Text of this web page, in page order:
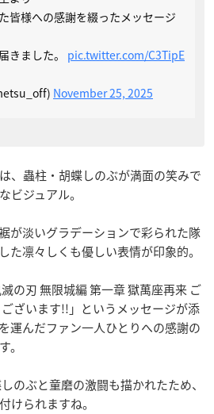
皆様への感謝を綴ったメッセージ
きました。 pic.twitter.com/C3TipE
November 25, 2025
、蟲柱・胡蝶しのぶが満面の笑みで
ビジュアル。
が淡いグラデーションで彩られた隊
た凛々しくも優しい表情が印象的。
の刃 無限城編 第一章 獄萬座再来 ご
ざいます!!」というメッセージが添
運んだファン一人ひとりへの感謝の
。
のぶと童磨の激闘も描かれたため、
けられますね。